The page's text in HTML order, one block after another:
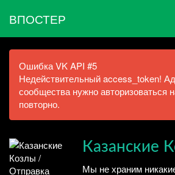
ВПОСТЕР
Ошибка VK API #5
Недействительный access_token!
сообщества нужно авторизоваться
повторно.
Казанские
Мы не храним